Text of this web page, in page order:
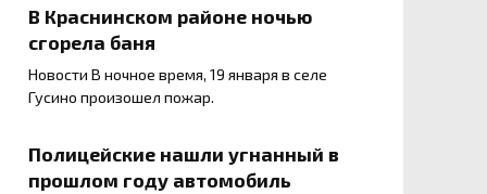
В Краснинском районе ночью
сгорела баня
Новости В ночное время, 19 января в селе
Гусино произошел пожар.
Полицейские нашли угнанный в
прошлом году автомобиль